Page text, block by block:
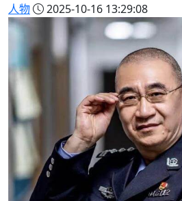
人物 2025-10-16 13:29:08